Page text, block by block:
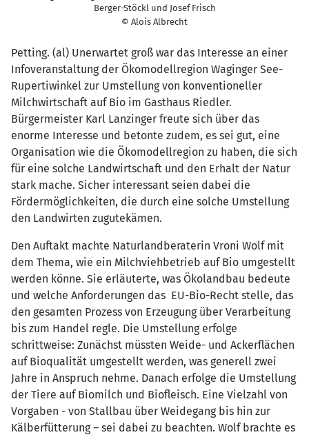
Berger-Stöckl und Josef Frisch
© Alois Albrecht
Petting. (al) Unerwartet groß war das Interesse an einer
Infoveranstaltung der Ökomodellregion Waginger See-
Rupertiwinkel zur Umstellung von konventioneller
Milchwirtschaft auf Bio im Gasthaus Riedler.
Bürgermeister Karl Lanzinger freute sich über das
enorme Interesse und betonte zudem, es sei gut, eine
Organisation wie die Ökomodellregion zu haben, die sich
für eine solche Landwirtschaft und den Erhalt der Natur
stark mache. Sicher interessant seien dabei die
Fördermöglichkeiten, die durch eine solche Umstellung
den Landwirten zugutekämen.
Den Auftakt machte Naturlandberaterin Vroni Wolf mit
dem Thema, wie ein Milchviehbetrieb auf Bio umgestellt
werden könne. Sie erläuterte, was Ökolandbau bedeute
und welche Anforderungen das EU-Bio-Recht stelle, das
den gesamten Prozess von Erzeugung über Verarbeitung
bis zum Handel regle. Die Umstellung erfolge
schrittweise: Zunächst müssten Weide- und Ackerflächen
auf Bioqualität umgestellt werden, was generell zwei
Jahre in Anspruch nehme. Danach erfolge die Umstellung
der Tiere auf Biomilch und Biofleisch. Eine Vielzahl von
Vorgaben - von Stallbau über Weidegang bis hin zur
Kälberfütterung – sei dabei zu beachten. Wolf brachte es